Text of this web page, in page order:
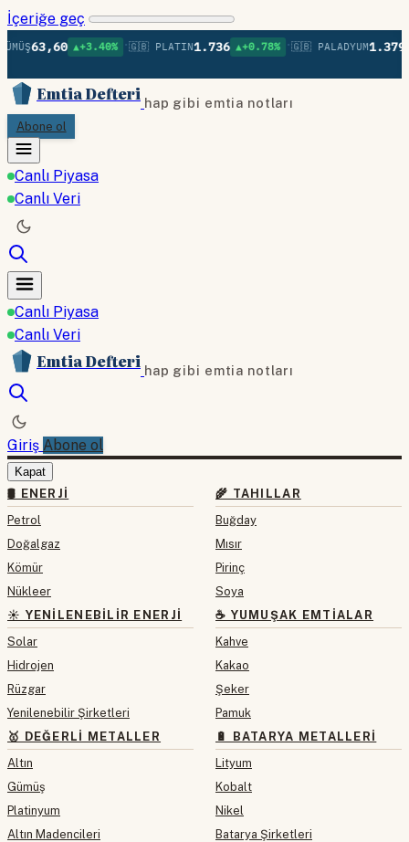
İçeriğe geç
63,60 ▲+3.40% •🇬🇧 PLATIN1.736 ▲+0.78% •🇬🇧 PALADYUM1.379
Emtia Defteri hap gibi emtia notları
Abone ol
Canlı Piyasa
Canlı Veri
Canlı Piyasa
Canlı Veri
Emtia Defteri hap gibi emtia notları
Giriş Abone ol
Kapat
🛢 ENERJI
Petrol
Doğalgaz
Kömür
Nükleer
☀️ YENILENEBILIR ENERJI
Solar
Hidrojen
Rüzgar
Yenilenebilir Şirketleri
🥇 DEĞERLI METALLER
Altın
Gümüş
Platinyum
Altın Madencileri
🌾 TAHILLAR
Buğday
Mısır
Pirinç
Soya
☕ YUMUŞAK EMTIALAR
Kahve
Kakao
Şeker
Pamuk
🔋 BATARYA METALLERI
Lityum
Kobalt
Nikel
Batarya Şirketleri